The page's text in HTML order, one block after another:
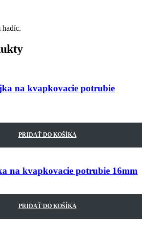
hadíc.
na kvapkovacie potrubie
PRIDAŤ DO KOŠÍKA
na kvapkovacie potrubie 16mm
PRIDAŤ DO KOŠÍKA